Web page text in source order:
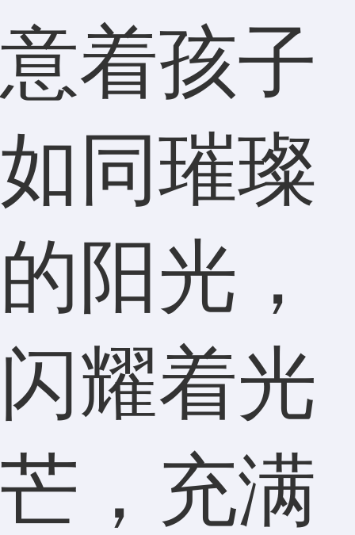
意着孩子
如同璀璨
的阳光，
闪耀着光
芒，充满